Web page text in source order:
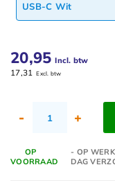
USB-C Wit
20,95 Incl. btw
17,31 Excl. btw
- +
OP
VOORRAAD
- OP
DAG